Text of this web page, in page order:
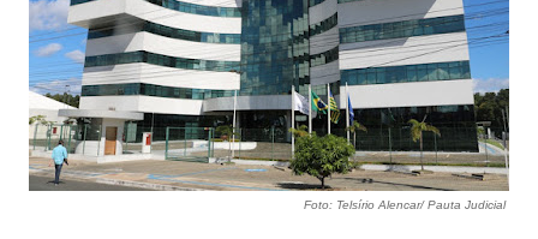
Foto: Telsírio Alencar/ Pauta Judicial